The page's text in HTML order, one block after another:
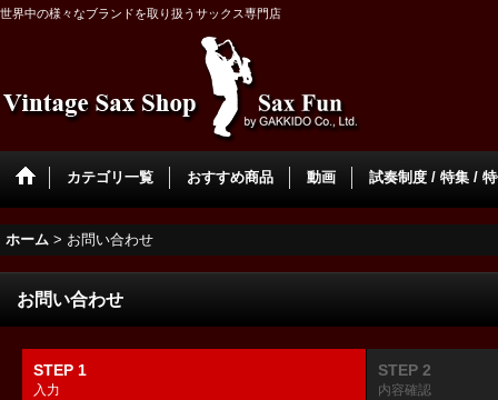
世界中の様々なブランドを取り扱うサックス専門店
カテゴリ一覧 おすすめ商品 動画 試奏制度 / 特集 /
ホーム > お問い合わせ
お問い合わせ
STEP 1
入力
STEP 2
内容確認